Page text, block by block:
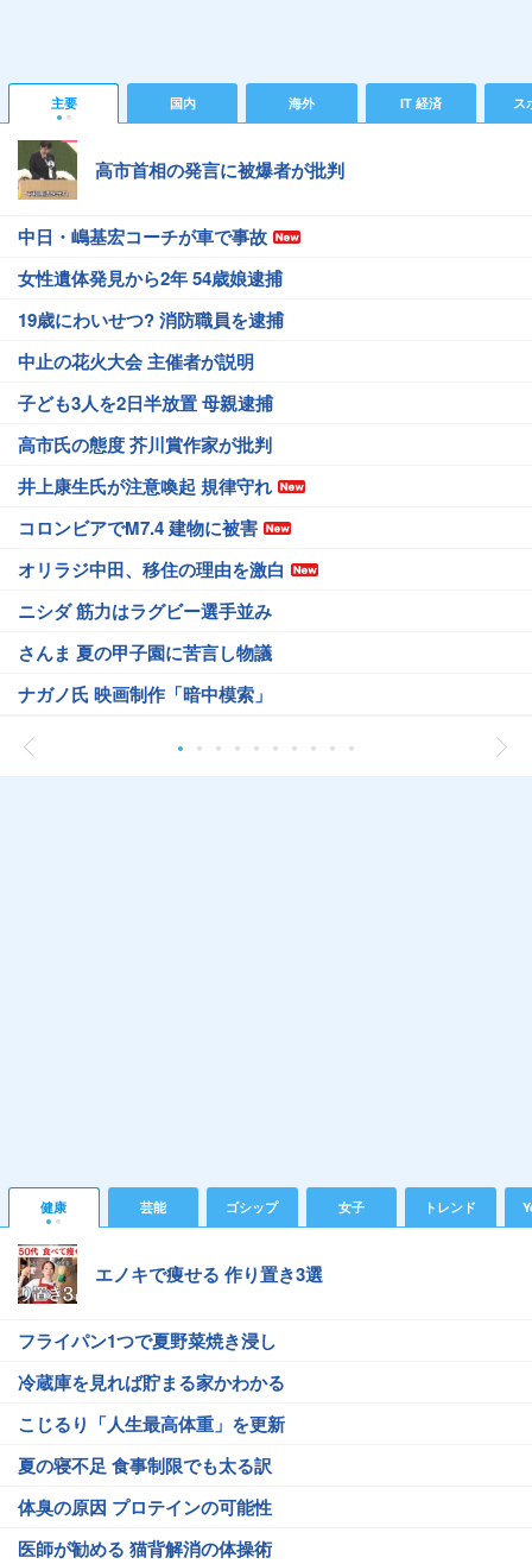
主要 国内 海外 IT 経済 ス
高市首相の発言に被爆者が批判
中日・嶋基宏コーチが車で事故
女性遺体発見から2年 54歳娘逮捕
19歳にわいせつ? 消防職員を逮捕
中止の花火大会 主催者が説明
子ども3人を2日半放置 母親逮捕
高市氏の態度 芥川賞作家が批判
井上康生氏が注意喚起 規律守れ
コロンビアでM7.4 建物に被害
オリラジ中田、移住の理由を激白
ニシダ 筋力はラグビー選手並み
さんま 夏の甲子園に苦言し物議
ナガノ氏 映画制作「暗中模索」
健康 芸能 ゴシップ 女子 トレンド
エノキで痩せる 作り置き3選
フライパン1つで夏野菜焼き浸し
冷蔵庫を見れば貯まる家かわかる
こじるり「人生最高体重」を更新
夏の寝不足 食事制限でも太る訳
体臭の原因 プロテインの可能性
医師が勧める 猫背解消の体操術